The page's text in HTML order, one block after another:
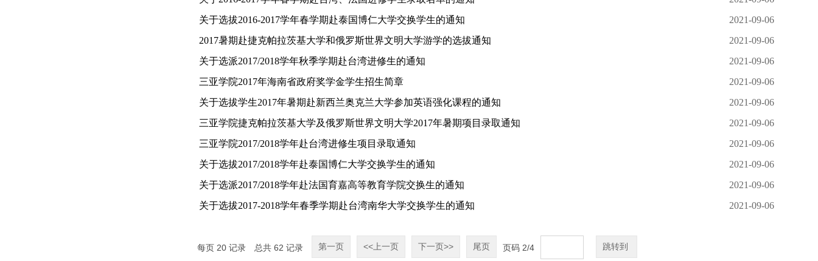
关于选拔2016-2017学年春学期赴泰国博仁大学交换学生的通知
2021-09-06
2017暑期赴捷克帕拉茨基大学和俄罗斯世界文明大学游学的选拔通知
2021-09-06
关于选派2017/2018学年秋季学期赴台湾进修生的通知
2021-09-06
三亚学院2017年海南省政府奖学金学生招生简章
2021-09-06
关于选拔学生2017年暑期赴新西兰奥克兰大学参加英语强化课程的通知
2021-09-06
三亚学院捷克帕拉茨基大学及俄罗斯世界文明大学2017年暑期项目录取通知
2021-09-06
三亚学院2017/2018学年赴台湾进修生项目录取通知
2021-09-06
关于选拔2017/2018学年赴泰国博仁大学交换学生的通知
2021-09-06
关于选派2017/2018学年赴法国育嘉高等教育学院交换生的通知
2021-09-06
关于选拔2017-2018学年春季学期赴台湾南华大学交换学生的通知
2021-09-06
每页 20 记录 总共 62 记录 第一页 <<上一页 下一页>> 尾页 页码 2/4 跳转到